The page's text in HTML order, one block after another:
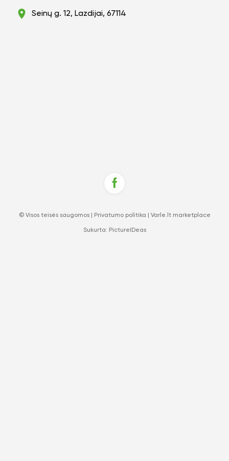
Seinų g. 12, Lazdijai, 67114
© Visos teisės saugomos | Privatumo politika Varle.lt marketplace
Sukurta: PictureIDeas